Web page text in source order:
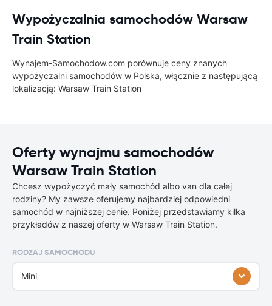
Wypożyczalnia samochodów Warsaw
Train Station
Wynajem-Samochodow.com porównuje ceny znanych
wypożyczalni samochodów w Polska, włącznie z następującą
lokalizacją: Warsaw Train Station
Oferty wynajmu samochodów
Warsaw Train Station
Chcesz wypożyczyć mały samochód albo van dla całej
rodziny? My zawsze oferujemy najbardziej odpowiedni
samochód w najniższej cenie. Poniżej przedstawiamy kilka
przykładów z naszej oferty w Warsaw Train Station.
RODZAJ SAMOCHODU
Mini